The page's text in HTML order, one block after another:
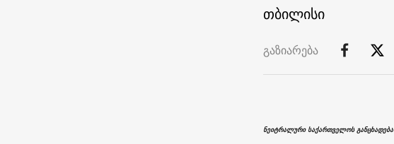
თბილისი
გაზიარება
ნეიტრალური საქართველოს განცხადება